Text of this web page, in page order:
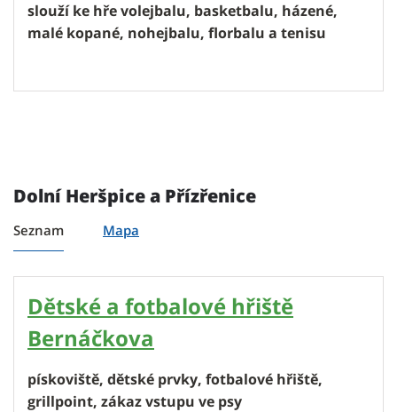
slouží ke hře volejbalu, basketbalu, házené,
malé kopané, nohejbalu, florbalu a tenisu
Dolní Heršpice a Přízřenice
Seznam Mapa
Dětské a fotbalové hřiště
Bernáčkova
pískoviště, dětské prvky, fotbalové hřiště,
grillpoint, zákaz vstupu ve psy